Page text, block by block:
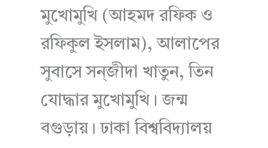
মুখোমুখি (আহমদ রফিক ও
রফিকুল ইসলাম), আলাপের
সুবাসে সন্জীদা খাতুন, তিন
যোদ্ধার মুখোমুখি। জন্ম
বগুড়ায়। ঢাকা বিশ্ববিদ্যালয়